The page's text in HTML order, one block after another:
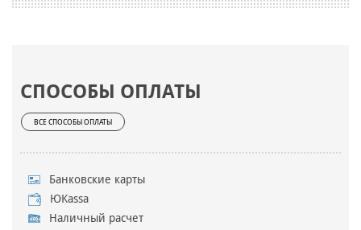
СПОСОБЫ ОПЛАТЫ
ВСЕ СПОСОБЫ ОПЛАТЫ
Банковские карты
ЮKassa
Наличный расчет